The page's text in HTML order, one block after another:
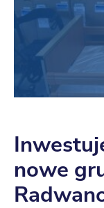
nowe